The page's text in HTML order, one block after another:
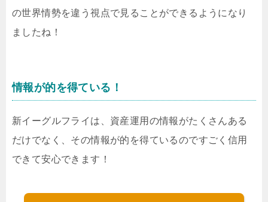
の世界情勢を違う視点で見ることができるようになり
ましたね！
情報が的を得ている！
新イーグルフライは、資産運用の情報がたくさんある
だけでなく、その情報が的を得ているのですごく信用
できて安心できます！